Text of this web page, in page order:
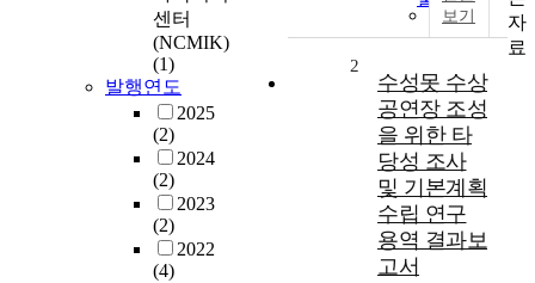
센터
(NCMIK)
(1)
발행연도
2025
(2)
2024
(2)
2023
(2)
2022
(4)
보기
2
수성못 수상
공연장 조성
을 위한 타
당성 조사
및 기본계획
수립 연구
용역 결과보
고서
자
료